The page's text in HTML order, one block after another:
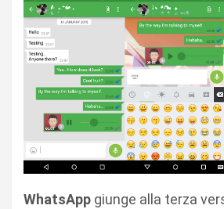
WhatsApp giunge alla terza